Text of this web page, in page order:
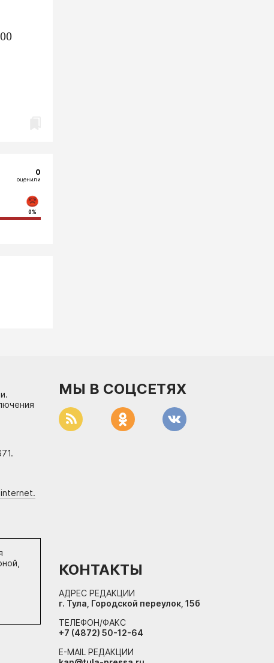
0
оценили
0%
МЫ В СОЦСЕТЯХ
КОНТАКТЫ
АДРЕС РЕДАКЦИИ
г. Тула, Городской переулок, 15б
ТЕЛЕФОН/ФАКС
+7 (4872) 50-12-64
E-MAIL РЕДАКЦИИ